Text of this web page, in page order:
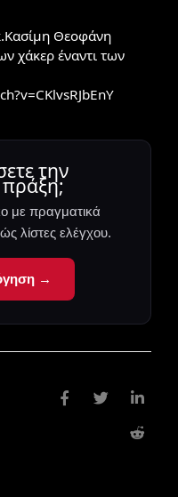
Θεοφάνη
χάκερ έναντι των
την
πράξη;
με πραγματικά
λίστες ελέγχου.
→